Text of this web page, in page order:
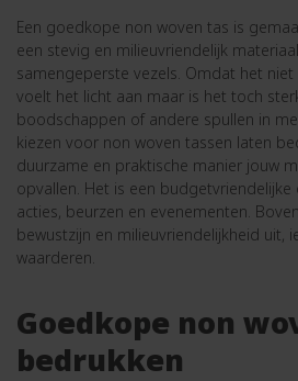
Een goedkope non woven tas is
een stevig en milieuvriendelijk
samengeperste vezels. Omdat het
voelt het licht aan maar is het toch
boodschappen of andere spullen in
kiezen voor non woven tassen laten
duurzame en praktische manier jouw
opvallen. Het is een
acties, beurzen en evenementen.
bewustzijn en milieuvriendelijkheid uit,
waarderen.
Goedkope non
bedrukken